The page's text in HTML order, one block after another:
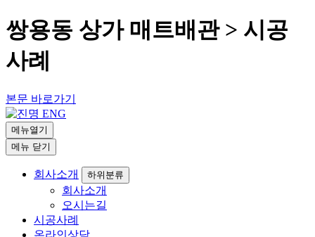
쌍용동 상가 매트배관 > 시공
사례
본문 바로가기
메뉴열기
메뉴 닫기
회사소개 하위분류
회사소개
오시는길
시공사례
온라인상담